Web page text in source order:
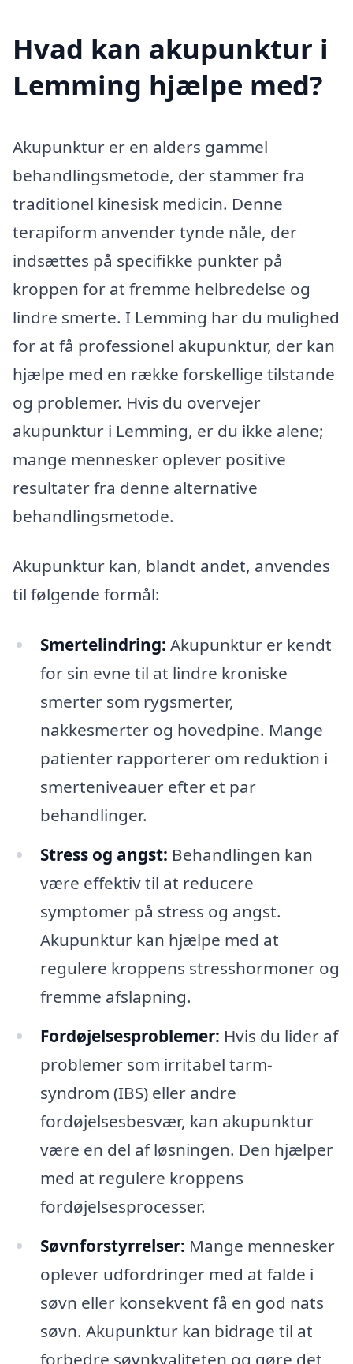
Hvad kan akupunktur i
Lemming hjælpe med?
Akupunktur er en alders gammel
behandlingsmetode, der stammer fra
traditionel kinesisk medicin. Denne
terapiform anvender tynde nåle, der
indsættes på specifikke punkter på
kroppen for at fremme helbredelse og
lindre smerte. I Lemming har du mulighed
for at få professionel akupunktur, der kan
hjælpe med en række forskellige tilstande
og problemer. Hvis du overvejer
akupunktur i Lemming, er du ikke alene;
mange mennesker oplever positive
resultater fra denne alternative
behandlingsmetode.
Akupunktur kan, blandt andet, anvendes
til følgende formål:
Smertelindring: Akupunktur er kendt
for sin evne til at lindre kroniske
smerter som rygsmerter,
nakkesmerter og hovedpine. Mange
patienter rapporterer om reduktion i
smerteniveauer efter et par
behandlinger.
Stress og angst: Behandlingen kan
være effektiv til at reducere
symptomer på stress og angst.
Akupunktur kan hjælpe med at
regulere kroppens stresshormoner og
fremme afslapning.
Fordøjelsesproblemer: Hvis du lider af
problemer som irritabel tarm-
syndrom (IBS) eller andre
fordøjelsesbesvær, kan akupunktur
være en del af løsningen. Den hjælper
med at regulere kroppens
fordøjelsesprocesser.
Søvnforstyrrelser: Mange mennesker
oplever udfordringer med at falde i
søvn eller konsekvent få en god nats
søvn. Akupunktur kan bidrage til at
forbedre søvnkvaliteten og gøre det